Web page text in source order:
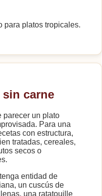
para platos tropicales.
carne
parecer un plato
Para una
con estructura,
tratadas, cereales,
secos o
entidad de
un cuscús de
una ratatouille